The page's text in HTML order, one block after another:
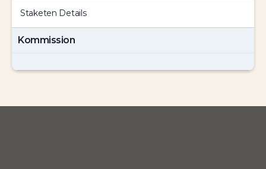
Staketen Details
Kommission